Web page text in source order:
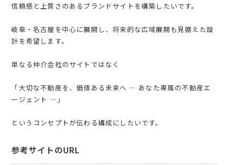
信頼感と上質さのあるブランドサイトを構築したいです。
岐阜・名古屋を中心に展開し、将来的な広域展開も見据えた設
計を希望します。
単なる仲介会社のサイトではなく
「大切な不動産を、価値ある未来へ ― あなた専属の不動産エ
ージェント ―」
というコンセプトが伝わる構成にしたいです。
参考サイトのURL